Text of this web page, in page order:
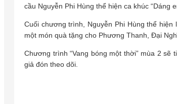
cầu Nguyễn Phi Hùng thể hiện ca khúc “Dáng
Cuối chương trình, Nguyễn Phi Hùng thể hiện
một món quà tặng cho Phương Thanh, Đại
Chương trình “Vang bóng một thời” mùa 2
giả đón theo dõi.